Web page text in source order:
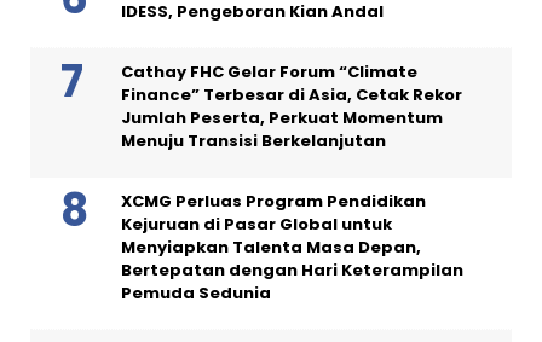
IDESS, Pengeboran Kian Andal
Cathay FHC Gelar Forum “Climate
Finance” Terbesar di Asia, Cetak Rekor
Jumlah Peserta, Perkuat Momentum
Menuju Transisi Berkelanjutan
XCMG Perluas Program Pendidikan
Kejuruan di Pasar Global untuk
Menyiapkan Talenta Masa Depan,
Bertepatan dengan Hari Keterampilan
Pemuda Sedunia